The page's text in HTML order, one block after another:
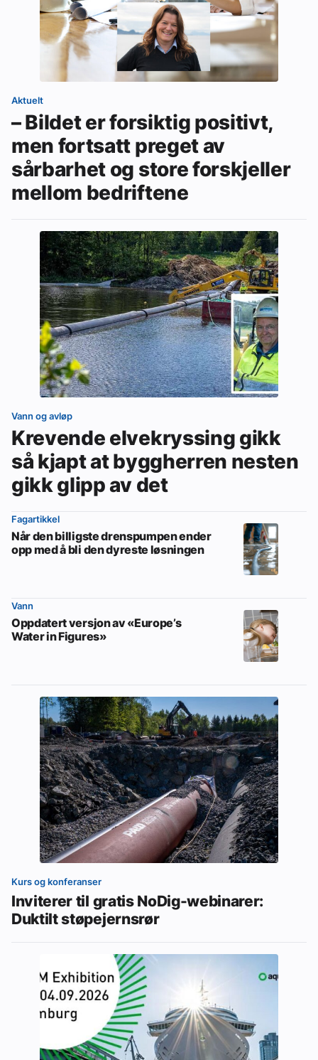
Aktuelt
– Bildet er forsiktig positivt,
men fortsatt preget av
sårbarhet og store forskjeller
mellom bedriftene
Vann og avløp
Krevende elvekryssing gikk
så kjapt at byggherren nesten
gikk glipp av det
Fagartikkel
Når den billigste drenspumpen ender
opp med å bli den dyreste løsningen
Vann
Oppdatert versjon av «Europe’s
Water in Figures»
Kurs og konferanser
Inviterer til gratis NoDig-webinarer:
Duktilt støpejernsrør